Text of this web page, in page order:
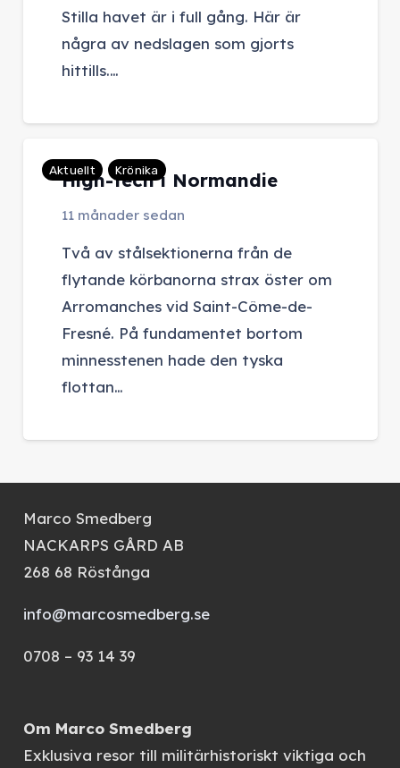
Stilla havet är i full gång. Här är
några av nedslagen som gjorts
hittills.…
Aktuellt Krönika
High-tech i Normandie
11 månader sedan
Två av stålsektionerna från de
flytande körbanorna strax öster om
Arromanches vid Saint-Côme-de-
Fresné. På fundamentet bortom
minnesstenen hade den tyska
flottan…
Marco Smedberg
NACKARPS GÅRD AB
268 68 Röstånga
info@marcosmedberg.se
0708 – 93 14 39
Om Marco Smedberg
Exklusiva resor till militärhistoriskt viktiga och